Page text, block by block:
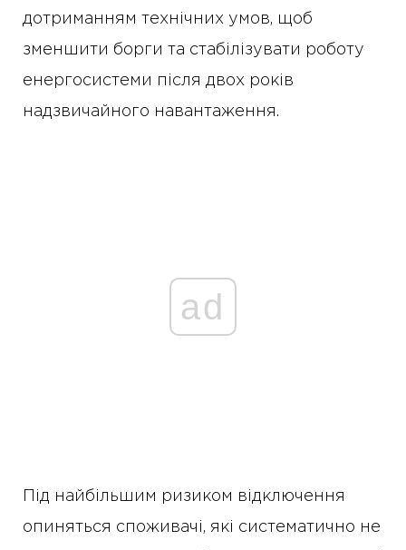
дотриманням технічних умов, щоб
зменшити борги та стабілізувати роботу
енергосистеми після двох років
надзвичайного навантаження.
ad
Під найбільшим ризиком відключення
опиняться споживачі, які систематично не